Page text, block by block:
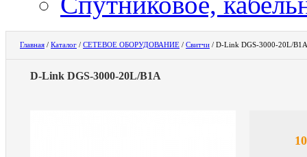
Главная / Каталог / СЕТЕВОЕ ОБОРУДОВАНИЕ / Свитчи / D-Link DGS-3000-20L/B1A
D-Link DGS-3000-20L/B1A